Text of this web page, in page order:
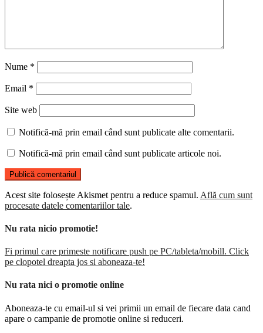
Nume *
Email *
Site web
Notifică-mă prin email când sunt publicate alte comentarii.
Notifică-mă prin email când sunt publicate articole noi.
Acest site folosește Akismet pentru a reduce spamul. Află cum sunt
procesate datele comentariilor tale.
Nu rata nicio promotie!
Fi primul care primeste notificare push pe PC/tableta/mobill. Click
pe clopotel dreapta jos si aboneaza-te!
Nu rata nici o promotie online
Aboneaza-te cu email-ul si vei primii un email de fiecare data cand
apare o campanie de promotie online si reduceri.